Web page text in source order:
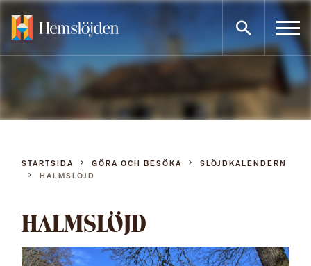
innehållet
STARTSIDA GÖRA OCH BESÖKA
SLÖJDKALENDERN
HALMSLÖJD
HALMSLÖJD